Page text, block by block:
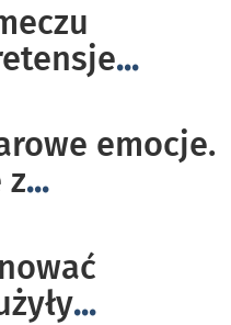
...
emocje.
z...
...